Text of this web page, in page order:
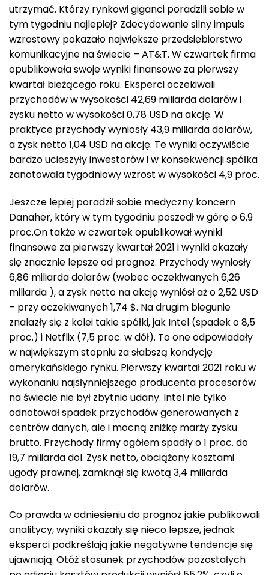
utrzymać. Którzy rynkowi giganci poradzili sobie w
tym tygodniu najlepiej? Zdecydowanie silny impuls
wzrostowy pokazało największe przedsiębiorstwo
komunikacyjne na świecie – AT&T. W czwartek firma
opublikowała swoje wyniki finansowe za pierwszy
kwartał bieżącego roku. Eksperci oczekiwali
przychodów w wysokości 42,69 miliarda dolarów i
zysku netto w wysokości 0,78 USD na akcję. W
praktyce przychody wyniosły 43,9 miliarda dolarów,
a zysk netto 1,04 USD na akcję. Te wyniki oczywiście
bardzo ucieszyły inwestorów i w konsekwencji spółka
zanotowała tygodniowy wzrost w wysokości 4,9 proc.
Jeszcze lepiej poradził sobie medyczny koncern
Danaher, który w tym tygodniu poszedł w górę o 6,9
proc.On także w czwartek opublikował wyniki
finansowe za pierwszy kwartał 2021 i wyniki okazały
się znacznie lepsze od prognoz. Przychody wyniosły
6,86 miliarda dolarów (wobec oczekiwanych 6,26
miliarda ), a zysk netto na akcję wyniósł aż o 2,52 USD
– przy oczekiwanych 1,74 $. Na drugim biegunie
znalazły się z kolei takie spółki, jak Intel (spadek o 8,5
proc.) i Netflix (7,5 proc. w dół). To one odpowiadały
w największym stopniu za słabszą kondycję
amerykańskiego rynku. Pierwszy kwartał 2021 roku w
wykonaniu najsłynniejszego producenta procesorów
na świecie nie był zbytnio udany. Intel nie tylko
odnotował spadek przychodów generowanych z
centrów danych, ale i mocną zniżkę marży zysku
brutto. Przychody firmy ogółem spadły o 1 proc. do
19,7 miliarda dol. Zysk netto, obciążony kosztami
ugody prawnej, zamknął się kwotą 3,4 miliarda
dolarów.
Co prawda w odniesieniu do prognoz jakie publikowali
analitycy, wyniki okazały się nieco lepsze, jednak
eksperci podkreślają jakie negatywne tendencje się
ujawniają. Otóż stosunek przychodów pozostałych